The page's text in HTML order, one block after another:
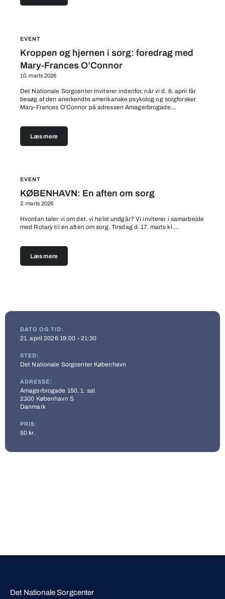
EVENT
Kroppen og hjernen i sorg: foredrag med
Mary-Frances O’Connor
10. marts 2026
Det Nationale Sorgcenter inviterer indenfor, når vi d. 8. april får
besøg af den anerkendte amerikanske psykolog og sorgforsker
Mary-Frances O’Connor på adressen Amagerbrogade…
Læs mere
EVENT
KØBENHAVN: En aften om sorg
2. marts 2026
Hvordan taler vi om det, vi helst undgår? Vi inviterer i samarbejde
med Rotary til en aften om sorg. Tirsdag d. 17. marts kl.…
Læs mere
DATO OG TID:
21. april 2026 19:00 - 21:30
STED:
Det Nationale Sorgcenter København
ADRESSE:
Amagerbrogade 150, 1. sal.
2300 København S
Danmark
PRIS:
50 kr.
Det Nationale Sorgcenter